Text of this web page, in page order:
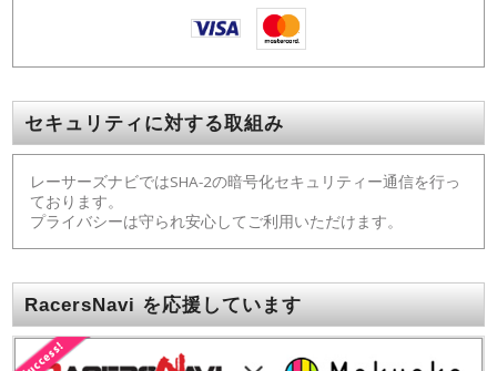
セキュリティに対する取組み
レーサーズナビではSHA-2の暗号化セキュリティー通信を行っ
ております。
プライバシーは守られ安心してご利用いただけます。
RacersNavi を応援しています